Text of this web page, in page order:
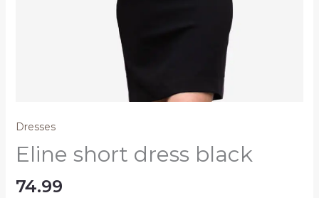
Dresses
Eline short dress black
74.99